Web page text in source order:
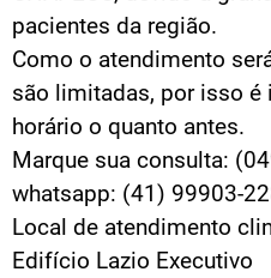
pacientes da região.
Como o atendimento
são limitadas, por isso é
horário o quanto antes.
Marque sua consulta:
whatsapp: (41) 99903-
Local de atendimento
Edifício Lazio Executivo